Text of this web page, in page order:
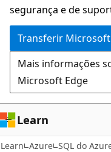
principal
segurança e de
Transferir
Mais informações
Microsoft Edge
Learn
Learn Azure SQL do